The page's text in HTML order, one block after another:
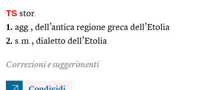
TS stor.
1. agg., dell’antica regione greca dell’Etolia
2. s.m., dialetto dell’Etolia
Correzioni e suggerimenti